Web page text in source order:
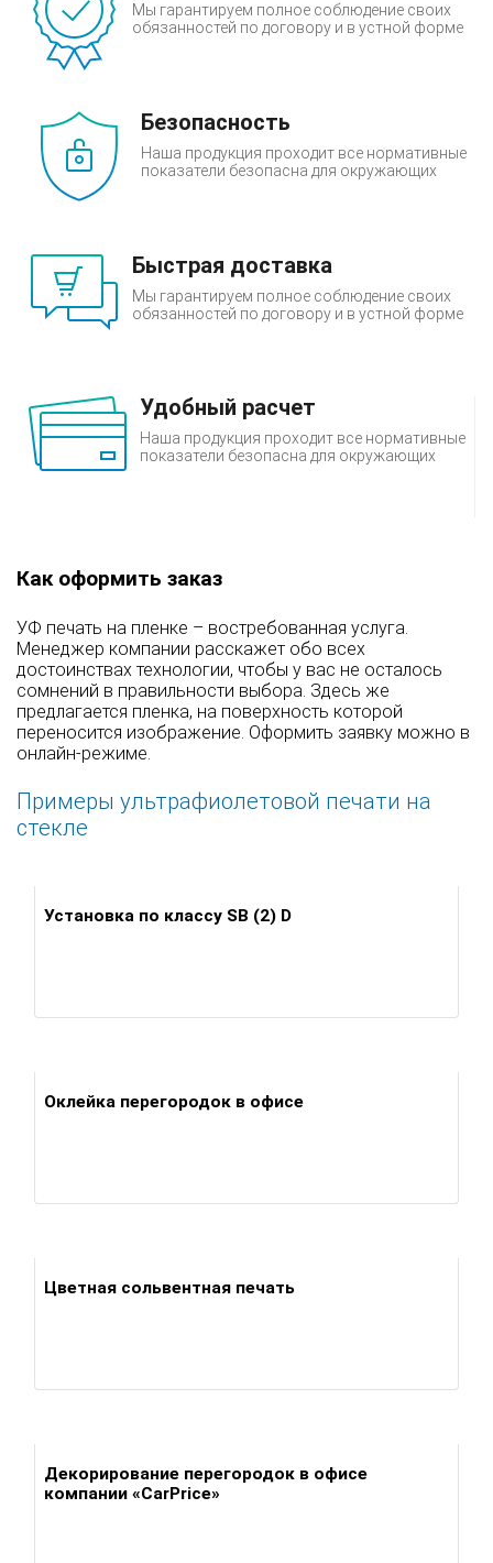
Мы гарантируем полное соблюдение своих
обязанностей по договору и в устной форме
Безопасность
Наша продукция проходит все нормативные
показатели безопасна для окружающих
Быстрая доставка
Мы гарантируем полное соблюдение своих
обязанностей по договору и в устной форме
Удобный расчет
Наша продукция проходит все нормативные
показатели безопасна для окружающих
Как оформить заказ
УФ печать на пленке – востребованная услуга.
Менеджер компании расскажет обо всех
достоинствах технологии, чтобы у вас не осталось
сомнений в правильности выбора. Здесь же
предлагается пленка, на поверхность которой
переносится изображение. Оформить заявку можно в
онлайн-режиме.
Примеры ультрафиолетовой печати на
стекле
Установка по классу SB (2) D
Оклейка перегородок в офисе
Цветная сольвентная печать
Декорирование перегородок в офисе
компании «CarPrice»